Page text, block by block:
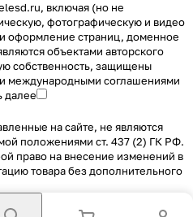
включая (но не
фотографическую и видео
оформление страниц, доменное
объектами авторского
собственность, защищены
международными соглашениями
далее
на сайте, не являются
положениями ст. 437 (2) ГК РФ.
право на внесение изменений в
товара без дополнительного